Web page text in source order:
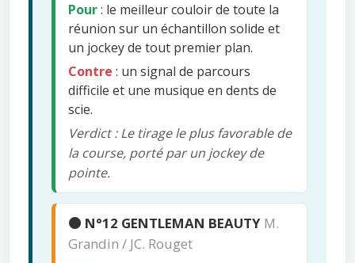
Pour: le meilleur couloir de toute la
réunion sur un échantillon solide et
un jockey de tout premier plan.
Contre : un signal de parcours
difficile et une musique en dents de
scie.
Verdict : Le tirage le plus favorable de
la course, porté par un jockey de
pointe.
🟠 N°12 GENTLEMAN BEAUTY M.
Grandin / JC. Rouget